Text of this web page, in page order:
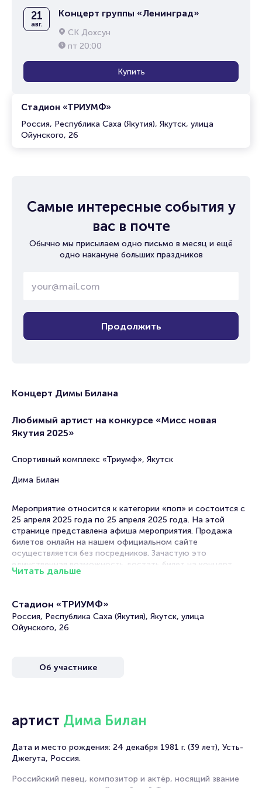
Стадион «ТРИУМФ»
Россия, Республика Саха (Якутия), Якутск, улица
Ойунского, 26
21
авг.
Концерт группы «Ленинград»
СК Дохсун
пт 20:00
Купить
Самые интересные события у
вас в почте
Обычно мы присылаем одно письмо в месяц и ещё
одно накануне больших праздников
Продолжить
Концерт Димы Билана
Любимый артист на конкурсе «Мисс новая
Якутия 2025»
Спортивный комплекс «Триумф», Якутск
Дима Билан
Мероприятие относится к категории «поп» и состоится с
25 апреля 2025 года по 25 апреля 2025 года. На этой
странице представлена афиша мероприятия. Продажа
билетов онлайн на нашем официальном сайте
осуществляется без посредников. Зачастую это
единственная возможность достать билет на концерт.
Portalbilet – удобный и надежный сервис для покупки и
продажи билетов на мероприятия разного формата.
Среднее время на покупку билета здесь начиная с выбора
Билана пользуются большой популярностью у зрителей.
Подробнее о том, как вернуть, сдать или продать билет
Продать билет
Организаторам
Читать дальше
Стадион «ТРИУМФ»
Россия, Республика Саха (Якутия), Якутск, улица
Ойунского, 26
Об участнике
артист Дима Билан
Дата и место рождения: 24 декабря 1981 г. (39 лет), Усть-
Джегута, Россия.
Российский певец, композитор и актёр, носящий звание